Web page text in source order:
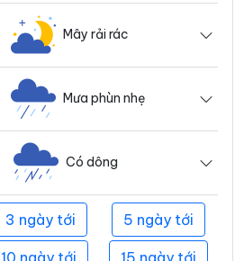
Mây rải rác
Mưa phùn nhẹ
Có dông
3 ngày tới 5 ngày tới
10 ngày tới 15 ngày tới